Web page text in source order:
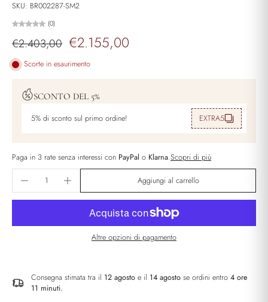
SKU: BR002287-SM2
(0)
€2.403,00 €2.155,00
Scorte in esaurimento
SCONTO DEL 5%
5% di sconto sul primo ordine! EXTRA5
Paga in 3 rate senza interessi con PayPal o Klarna.Scopri di più
Aggiungi al carrello
Altre opzioni di pagamento
Consegna stimata tra il 12 agosto e il 14 agosto se ordini entro 4 ore
11 minuti.